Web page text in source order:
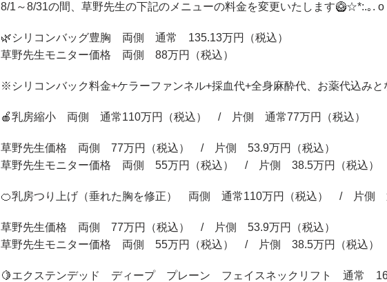
8/1～8/31の間、草野先生の下記のメニューの料金を変更いたします🥝☆*:.｡. o
🌿シリコンバッグ豊胸 両側 通常 135.13万円（税込）
草野先生モニター価格 両側 88万円（税込）
※シリコンバック料金+ケラーファンネル+採血代+全身麻酔代、お薬代込みと
🍎乳房縮小 両側 通常110万円（税込） / 片側 通常77万円（税込）
草野先生価格 両側 77万円（税込） / 片側 53.9万円（税込）
草野先生モニター価格 両側 55万円（税込） / 片側 38.5万円（税込）
🍊乳房つり上げ（垂れた胸を修正） 両側 通常110万円（税込） / 片側
草野先生価格 両側 77万円（税込） / 片側 53.9万円（税込）
草野先生モニター価格 両側 55万円（税込） / 片側 38.5万円（税込）
🍋エクステンデッド ディープ プレーン フェイスネックリフト 通常 165